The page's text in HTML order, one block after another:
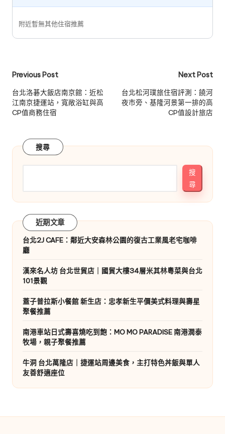
附近暫無其他住宿推薦
Post
navigation
Previous Post
台北洛碁大飯店南京館：近松
江南京捷運站，寬敞浴缸與高
CP值商務住宿
Next Post
台北松河璞旅住宿評測：饒河
夜市旁、基隆河景第一排的高
CP值設計旅店
搜尋
搜
尋
近期文章
台北2J CAFE：鄰近大安森林公園的復古工業風老宅咖啡
廳
漢來名人坊 台北世貿店｜國貿大樓34層米其林粵菜與台北
101景觀
蓋子普拉斯小餐館 新生店：忠孝新生平價美式料理與壽星
聚餐推薦
南港車站日式壽喜燒吃到飽：MO MO PARADISE 南港潤泰
牧場，親子聚餐推薦
牛洞 台北萬隆店｜捷運站周邊美食，主打特色丼飯與單人
友善舒適座位